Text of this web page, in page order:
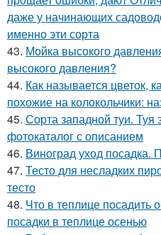
даже у начинающих
именно эти сорта
43. Мойка высокого
высокого давления?
44. Как называется цветок,
похожие на колокольчики:
45. Сорта западной туи. Туя
фотокаталог с описанием
46. Виноград уход посадка.
47. Тесто для несладких
тесто
48. Что в теплице посадить
посадки в теплице осенью